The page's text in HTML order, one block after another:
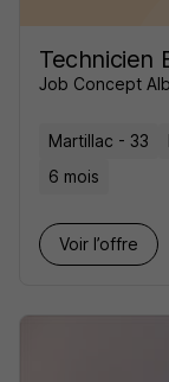
Technicien
Job Concept
Martillac - 33
6 mois
Voir l’offre